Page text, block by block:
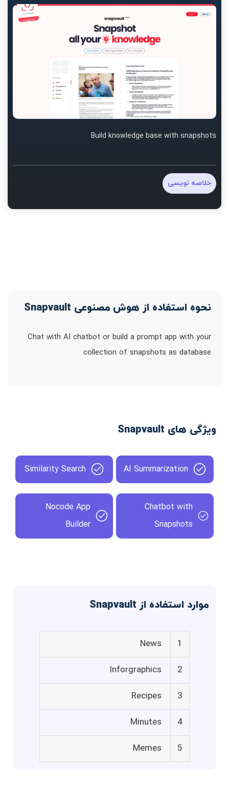
Build knowledge base with snapshots
خلاصه نویسی
نحوه استفاده از هوش مصنوعی Snapvault
Chat with AI chatbot or build a prompt app with your
collection of snapshots as database
ویژگی های Snapvault
AI Summarization
Similarity Search
Chatbot with
Snapshots
Nocode App
Builder
موارد استفاده از Snapvault
1
News
2
Inforgraphics
3
Recipes
4
Minutes
5
Memes